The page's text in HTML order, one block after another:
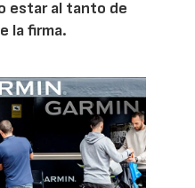
estar al tanto de
la firma.